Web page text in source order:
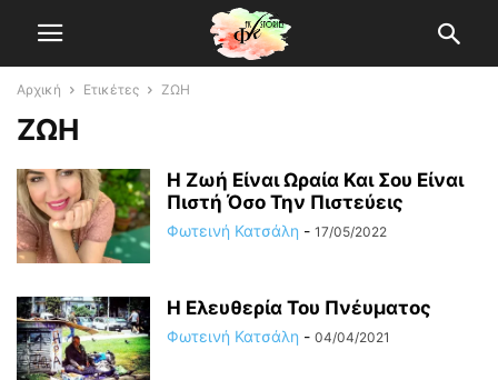
Αρχική Ετικέτες ΖΩΗ
ΖΩΗ
Η Ζωή Eίναι Ωραία Και Σου Είναι
Πιστή Όσο Την Πιστεύεις
Φωτεινή Κατσάλη - 17/05/2022
Η Ελευθερία Του Πνέυματος
Φωτεινή Κατσάλη - 04/04/2021